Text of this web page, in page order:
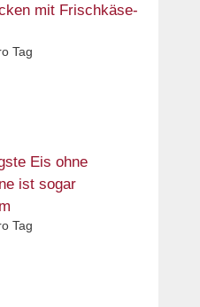
mit Frischkäse-
Tag
Eis ohne
ist sogar
Tag